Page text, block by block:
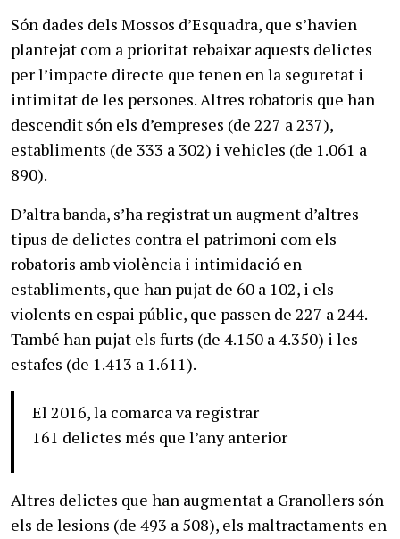
Són dades dels Mossos d’Esquadra, que s’havien
plantejat com a prioritat rebaixar aquests delictes
per l’impacte directe que tenen en la seguretat i
intimitat de les persones. Altres robatoris que han
descendit són els d’empreses (de 227 a 237),
establiments (de 333 a 302) i vehicles (de 1.061 a
890).
D’altra banda, s’ha registrat un augment d’altres
tipus de delictes contra el patrimoni com els
robatoris amb violència i intimidació en
establiments, que han pujat de 60 a 102, i els
violents en espai públic, que passen de 227 a 244.
També han pujat els furts (de 4.150 a 4.350) i les
estafes (de 1.413 a 1.611).
El 2016, la comarca va registrar
161 delictes més que l’any anterior
Altres delictes que han augmentat a Granollers són
els de lesions (de 493 a 508), els maltractaments en